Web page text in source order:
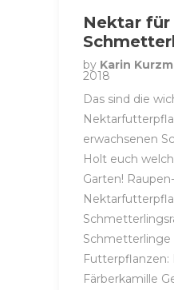
Nektar für
by Karin
2018
Das sind die
erwachsenen
Holt euch
Garten!
Schmetterlinge
Futterpflanzen:
Färberkamille